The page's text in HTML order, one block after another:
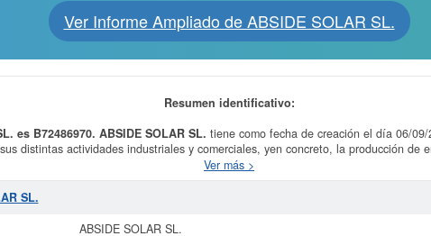
Ver Informe Ampliado de ABSIDE SOLAR SL.
Resumen identificativo:
es B72486970. ABSIDE SOLAR SL. tiene como fecha de creación el día 06/
distintas actividades industriales y comerciales, yen concreto, la producción de
de telecomunicaciones, informáticos, así como la negociación de
3512 - Producción de energía eléctrica a partir de fuentes renovables.ABSIDE
a la actividad de Generación de energía eléctrica. La última consulta de la ficha
está situada es aproximadamente de 0 a 3.100 €. En el Registro Mercantil de
Ver más >
SL.
ABSIDE SOLAR SL.